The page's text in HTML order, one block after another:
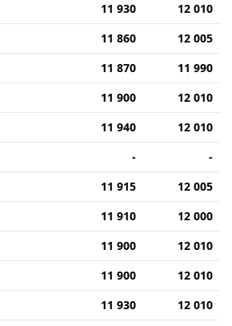
11 930
12 010
11 860
12 005
11 870
11 990
11 900
12 010
11 940
12 010
-
-
11 915
12 005
11 910
12 000
11 900
12 010
11 900
12 010
11 930
12 010